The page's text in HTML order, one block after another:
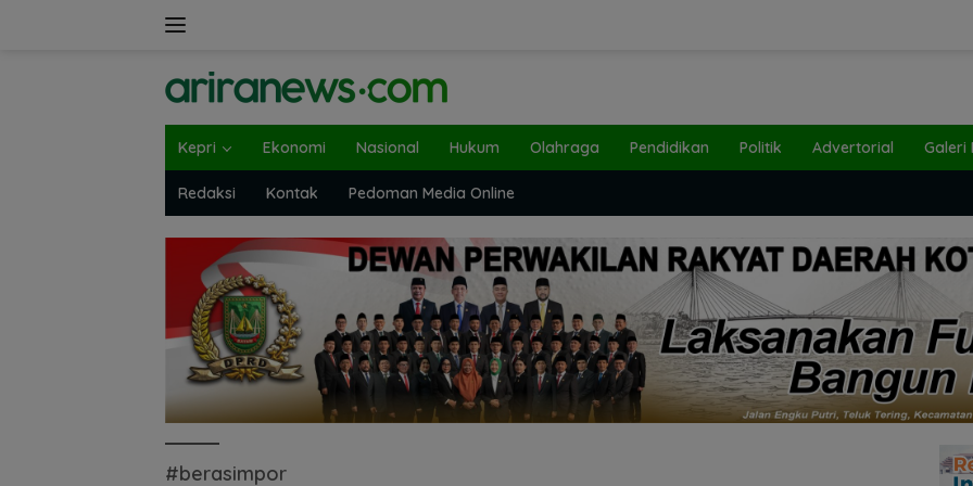
Kepri Ekonomi Nasional Hukum Olahraga Pendidikan Politik Advertorial Galeri
Redaksi Kontak Pedoman Media Online
#berasimpor